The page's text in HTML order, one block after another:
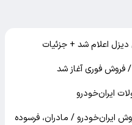
اعلام شد + جزئیات
/ فروش فوری آغاز شد
ایران‌خودرو
ایران‌خودرو / مادران، فرسوده